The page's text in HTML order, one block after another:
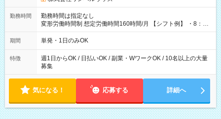
勤務時間
勤務時間は指定なし
変形労働時間制 想定労働時間160時間/月 【シフト例】 ・8：00
～21：00
期間 単発・1日のみOK
特徴
週1日からOK / 日払いOK / 副業・WワークOK / 10名以上の大量
募集
気になる！ 応募する 詳細へ